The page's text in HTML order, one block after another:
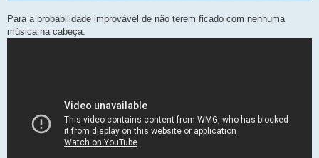
Para a probabilidade improvável de não terem ficado com nenhuma
música na cabeça: